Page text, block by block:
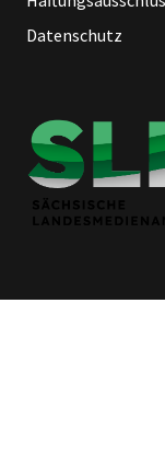
Datenschutz